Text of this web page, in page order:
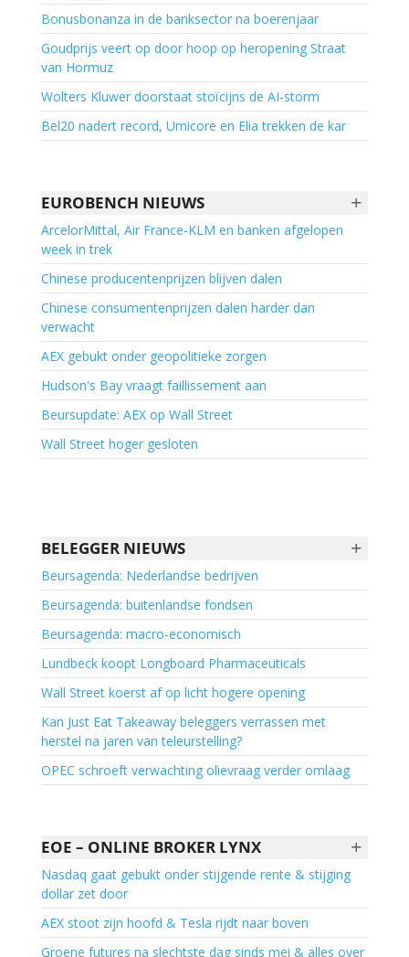
Bonusbonanza in de banksector na boerenjaar
Goudprijs veert op door hoop op heropening Straat
van Hormuz
Wolters Kluwer doorstaat stoïcijns de AI-storm
Bel20 nadert record, Umicore en Elia trekken de kar
+
EUROBENCH NIEUWS
ArcelorMittal, Air France-KLM en banken afgelopen
week in trek
Chinese producentenprijzen blijven dalen
Chinese consumentenprijzen dalen harder dan
verwacht
AEX gebukt onder geopolitieke zorgen
Hudson's Bay vraagt faillissement aan
Beursupdate: AEX op Wall Street
Wall Street hoger gesloten
+
BELEGGER NIEUWS
Beursagenda: Nederlandse bedrijven
Beursagenda: buitenlandse fondsen
Beursagenda: macro-economisch
Lundbeck koopt Longboard Pharmaceuticals
Wall Street koerst af op licht hogere opening
Kan Just Eat Takeaway beleggers verrassen met
herstel na jaren van teleurstelling?
OPEC schroeft verwachting olievraag verder omlaag
+
EOE – ONLINE BROKER LYNX
Nasdaq gaat gebukt onder stijgende rente & stijging
dollar zet door
AEX stoot zijn hoofd & Tesla rijdt naar boven
Groene futures na slechtste dag sinds mei & alles over